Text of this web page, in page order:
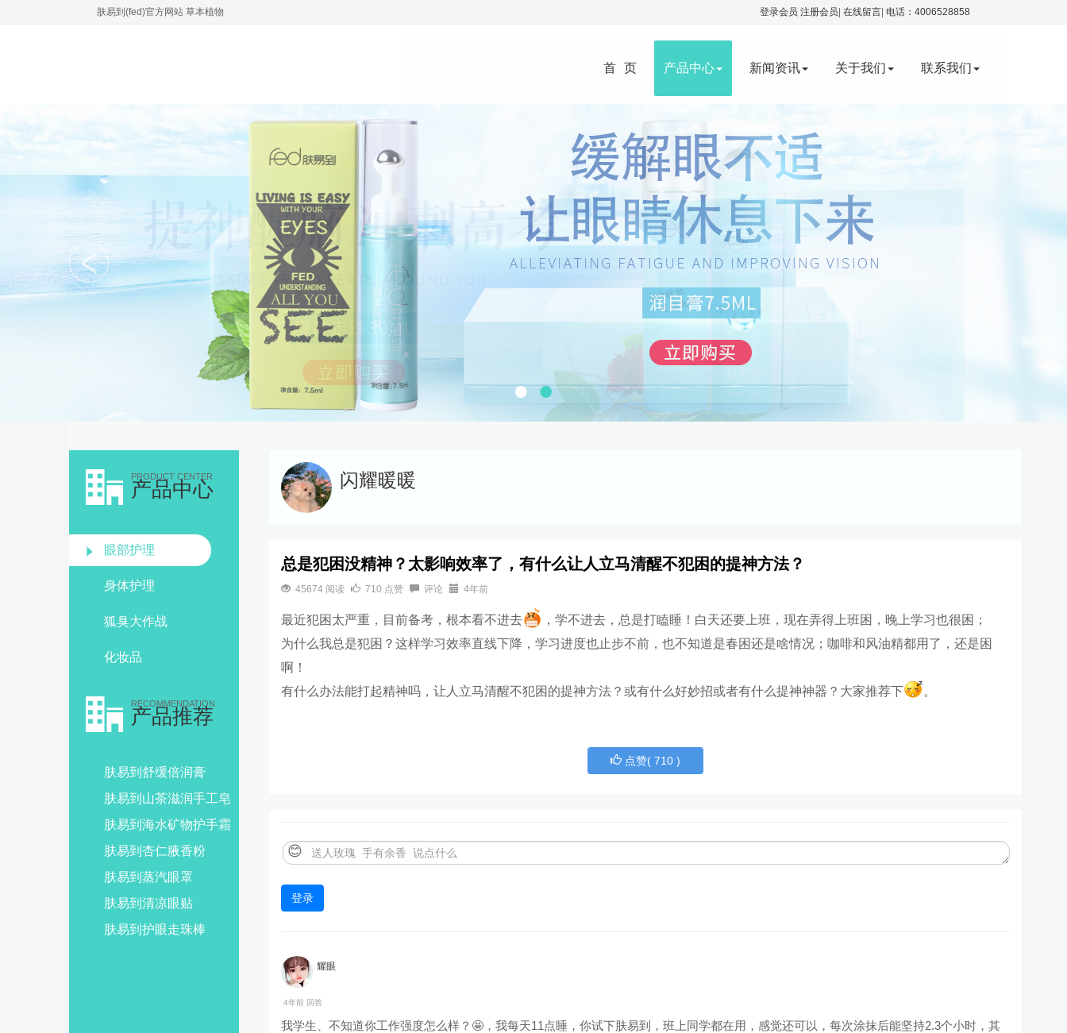
肤易到(fed)官方网站 草本植物 登录会员 注册会员 在线留言 电话：4006528858
首页 产品中心 新闻资讯 关于我们 联系我们
PRODUCT CENTER
产品中心
眼部护理
身体护理
狐臭大作战
化妆品
RECOMMENDATION
产品推荐
肤易到舒缓倍润膏
肤易到山茶滋润手工皂
肤易到海水矿物护手霜
肤易到杏仁腋香粉
肤易到蒸汽眼罩
肤易到清凉眼贴
肤易到护眼走珠棒
闪耀暖暖
总是犯困没精神？太影响效率了，有什么让人立马清醒不犯困的提神方法？
45674 阅读 710 点赞 评论 4年前
最近犯困太严重，目前备考，根本看不进去
，学不进去，总是打瞌睡！白天还要上班，现在弄得上班困，晚上学习也很困；
为什么我总是犯困？这样学习效率直线下降，学习进度也止步不前，也不知道是春困还是啥情况；咖啡和风油精都用了，还是困
啊！
有什么办法能打起精神吗，让人立马清醒不犯困的提神方法？或有什么好妙招或者有什么提神神器？大家推荐下
。
点赞( 710 )
😊
登录
耀眼
4年前 回答
我学生、不知道你工作强度怎么样？ 🤩 ，我每天11点睡，你试下肤易到，班上同学都在用，感觉还可以，每次涂抹后能坚持2.3个小时，其